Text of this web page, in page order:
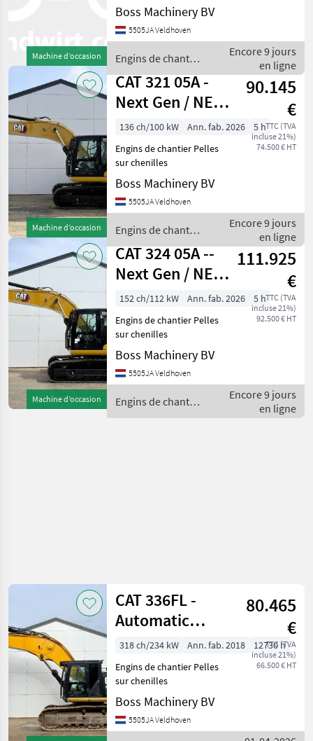
Machine d’occasion
Boss Machinery BV
5505JA Veldhoven
Engins de chantier
/ CAT
Encore 9 jours
en ligne
Machine d’occasion
CAT 321 05A -
Next Gen / NEW /
UNUSED / 2026
MODEL
90.145
€
TTC (TVA
incluse 21%)
74.500 € HT
136 ch/100 kW Ann. fab. 2026
5 h
Engins de chantier Pelles
sur chenilles
Boss Machinery BV
5505JA Veldhoven
Engins de chantier
/ CAT
Encore 9 jours
en ligne
Machine d’occasion
CAT 324 05A --
Next Gen / NEW /
UNUSED / 2026
Model
111.925
€
TTC (TVA
incluse 21%)
92.500 € HT
152 ch/112 kW Ann. fab. 2026
5 h
Engins de chantier Pelles
sur chenilles
Boss Machinery BV
5505JA Veldhoven
Engins de chantier
/ CAT
Encore 9 jours
en ligne
CAT 336FL -
Automatic
Greasing /
Hammer Lines
80.465
€
TTC (TVA
incluse 21%)
66.500 € HT
318 ch/234 kW Ann. fab. 2018
12730 h
Engins de chantier Pelles
sur chenilles
Boss Machinery BV
5505JA Veldhoven